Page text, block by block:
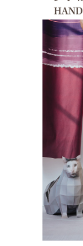
權轉讓予恩沛科技
２．關於個人資料
https://aftee.tw/terms/
３．未成年的使用
「AFTEE先享後付
４．使用「AFTEE
時審查核予不同之
請求用戶進行身份認
５．嚴禁一人註冊
恩沛科技股份有限
郵局(離島專用)
每筆NT$125，滿
海外宅配（貨到付